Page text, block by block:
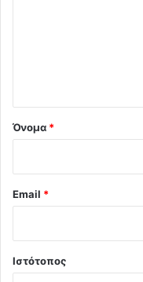
Όνομα *
Email *
Ιστότοπος